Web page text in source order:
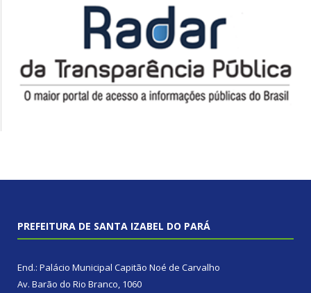
PREFEITURA DE SANTA IZABEL DO PARÁ
End.: Palácio Municipal Capitão Noé de Carvalho
Av. Barão do Rio Branco, 1060